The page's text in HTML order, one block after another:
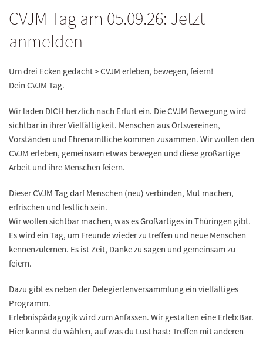
CVJM Tag am 05.09.26: Jetzt
anmelden
Um drei Ecken gedacht > CVJM erleben, bewegen, feiern!
Dein CVJM Tag.
Wir laden DICH herzlich nach Erfurt ein. Die CVJM Bewegung wird
sichtbar in ihrer Vielfältigkeit. Menschen aus Ortsvereinen,
Vorständen und Ehrenamtliche kommen zusammen. Wir wollen den
CVJM erleben, gemeinsam etwas bewegen und diese großartige
Arbeit und ihre Menschen feiern.
Dieser CVJM Tag darf Menschen (neu) verbinden, Mut machen,
erfrischen und festlich sein.
Wir wollen sichtbar machen, was es Großartiges in Thüringen gibt.
Es wird ein Tag, um Freunde wieder zu treffen und neue Menschen
kennenzulernen. Es ist Zeit, Danke zu sagen und gemeinsam zu
feiern.
Dazu gibt es neben der Delegiertenversammlung ein vielfältiges
Programm.
Erlebnispädagogik wird zum Anfassen. Wir gestalten eine Erleb:Bar.
Hier kannst du wählen, auf was du Lust hast: Treffen mit anderen